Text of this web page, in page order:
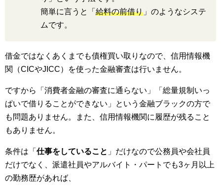
簡単に言うと「 給料の前借り 」のようなシステ
ムです。
借金ではなくあくまでも債権買い取りなので、信用情報機
関（CICやJICC）を使った金融審査は行いません。
ですから「消費者金融の審査に通らない」「総量規制いっ
ぱいで借りることができない」という金融ブラックの方で
も問題ありません。また、信用情報機関に履歴が残ること
もありません。
条件は「 仕事をしていること 」だけなので公務員や会社員
だけでなく、派遣社員やアルバイト・パートでも3ヶ月以上
の勤務歴があれば、